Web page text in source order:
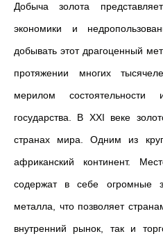
Добыча золота
экономики и
добывать этот драгоценный
протяжении многих
мерилом
государства. В XXI веке
странах мира. Одним из
африканский континент.
содержат в себе огромные
металла, что позволяет
внутренний рынок, так и